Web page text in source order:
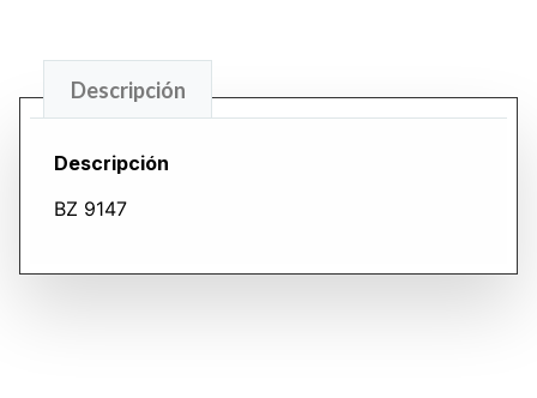
Descripción
Descripción
BZ 9147